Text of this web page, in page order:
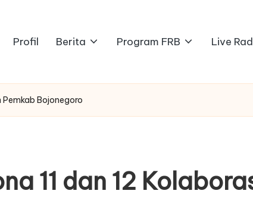
Profil Berita Program FRB Live
Pemkab Bojonegoro
11 dan 12